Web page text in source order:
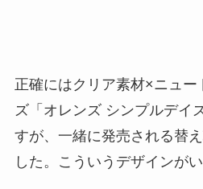
正確にはクリア素材×ニュー
ズ「オレンズ シンプルデイ
すが、一緒に発売される替
した。こういうデザインが